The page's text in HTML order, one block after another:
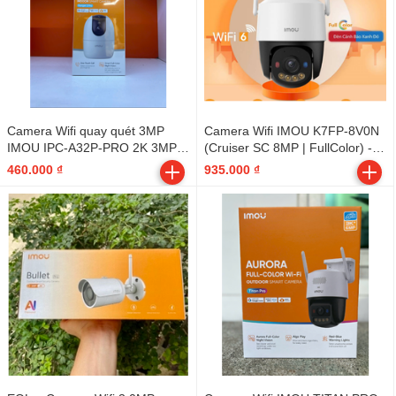
Camera Wifi quay quét 3MP
IMOU IPC-A32P-PRO 2K 3MP
(Ranger 2 Pro) - Indoor
460.000 ₫
Camera Wifi IMOU K7FP-8V0N
(Cruiser SC 8MP | FullColor) -
Outdoor
935.000 ₫